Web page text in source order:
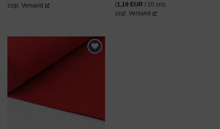
zzgl. Versand
(1,19 EUR / 10 cm)
zzgl. Versand